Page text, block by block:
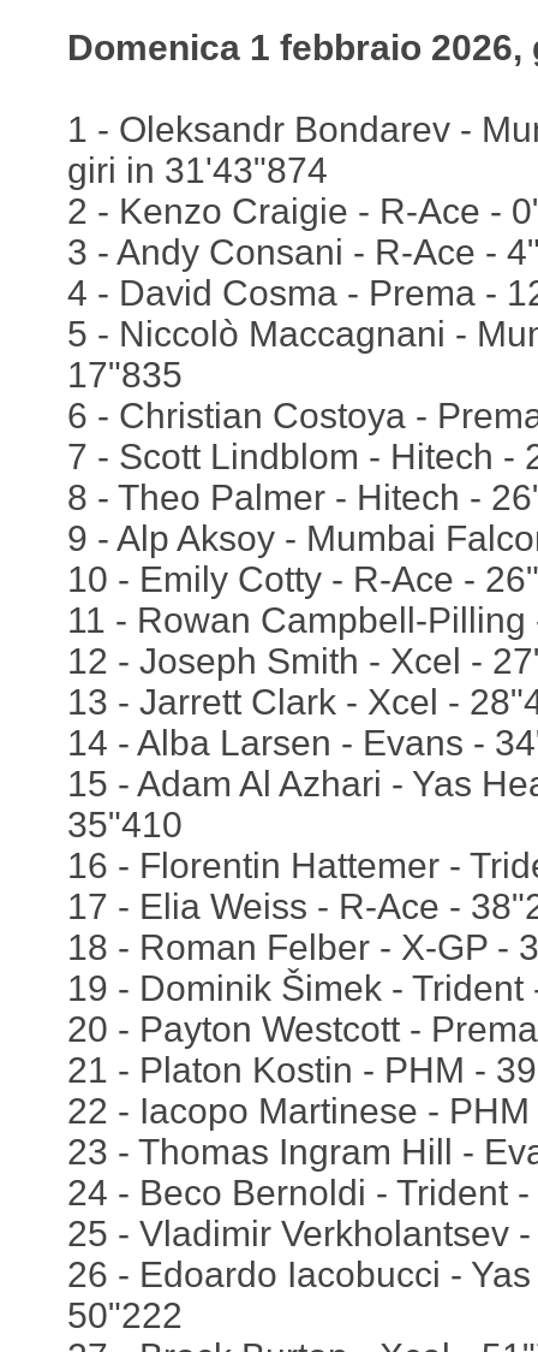
Domenica 1 febbraio 2026,
1 - Oleksandr Bondarev -
giri in 31'43"874
2 - Kenzo Craigie - R-Ace -
3 - Andy Consani - R-Ace -
4 - David Cosma - Prema -
5 - Niccolò Maccagnani -
17"835
6 - Christian Costoya -
7 - Scott Lindblom - Hitech -
8 - Theo Palmer - Hitech -
9 - Alp Aksoy - Mumbai
10 - Emily Cotty - R-Ace -
11 - Rowan Campbell-
12 - Joseph Smith - Xcel -
13 - Jarrett Clark - Xcel -
14 - Alba Larsen - Evans -
15 - Adam Al Azhari - Yas
35"410
16 - Florentin Hattemer -
17 - Elia Weiss - R-Ace -
18 - Roman Felber - X-GP -
19 - Dominik Šimek - Trident
20 - Payton Westcott -
21 - Platon Kostin - PHM -
22 - Iacopo Martinese -
23 - Thomas Ingram Hill -
24 - Beco Bernoldi - Trident
25 - Vladimir Verkholantsev
26 - Edoardo Iacobucci -
50"222